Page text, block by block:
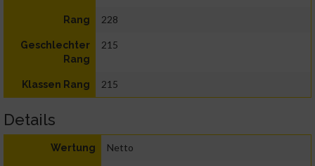
Rang 228
Geschlechter
Rang
215
Klassen Rang 215
Details
Wertung Netto